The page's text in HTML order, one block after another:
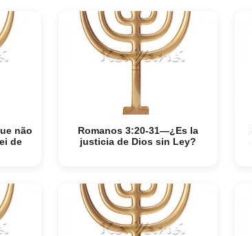
não
de
Romanos 3:20-31—¿Es la
justicia de Dios sin Ley?